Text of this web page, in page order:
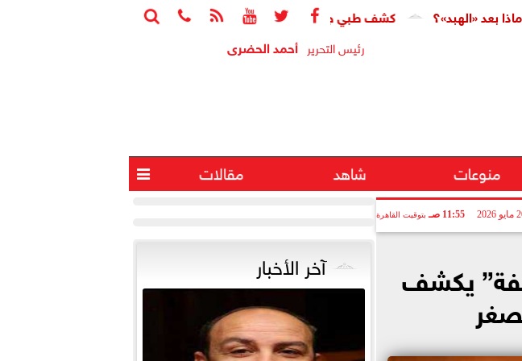






كشف طبي جديد يمهد الطريق لرصد الزهايمر قبل ظهور أعراضه
رئيس التحرير أحمد الحضرى
منوعات شاهد مقالات 
11:55 صـ بتوقيت القاهرة
يكشف آخر الأخبار